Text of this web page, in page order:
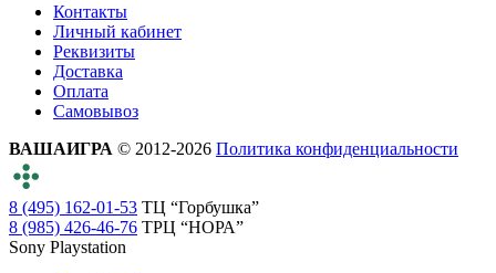
Контакты
Личный кабинет
Реквизиты
Доставка
Оплата
Самовывоз
ВАШАИГРА © 2012-2026 Политика конфиденциальности
8 (495) 162-01-53 ТЦ “Горбушка”
8 (985) 426-46-76 ТРЦ “НОРА”
Sony Playstation